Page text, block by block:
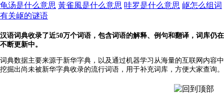
龟汤是什么意思 黃雀風是什么意思 哇罗是什么意思 岖怎么组词
有关岖的谜语
汉语词典收录了近50万个词语，包含词语的解释、例句和翻译，词库仍在
不断更新中。
词典数据主要来源于新华字典，以及通过机器学习从海量的互联网内容中
挖掘出尚未被新华字典收录的流行词语，用于补充词库，方便大家查询。